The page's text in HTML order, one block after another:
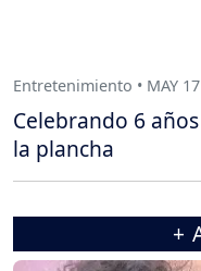
Entretenimiento • MAY
Celebrando 6
la plancha
+